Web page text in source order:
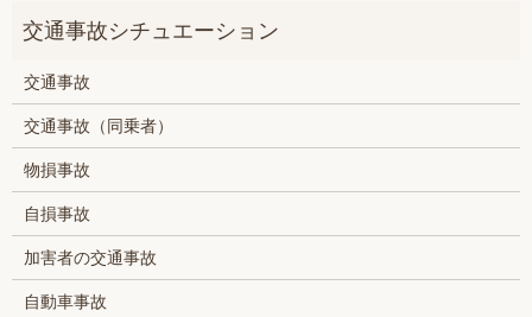
交通事故
交通事故（同乗者）
物損事故
自損事故
加害者の交通事故
自動車事故